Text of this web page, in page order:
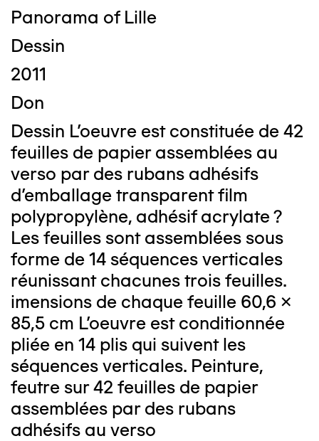
Panorama of Lille
Dessin
2011
Don
Dessin L'oeuvre est constituée de 42
feuilles de papier assemblées au
verso par des rubans adhésifs
d'emballage transparent film
polypropylène, adhésif acrylate ?
Les feuilles sont assemblées sous
forme de 14 séquences verticales
réunissant chacunes trois feuilles.
imensions de chaque feuille 60,6 x
85,5 cm L'oeuvre est conditionnée
pliée en 14 plis qui suivent les
séquences verticales. Peinture,
feutre sur 42 feuilles de papier
assemblées par des rubans
adhésifs au verso